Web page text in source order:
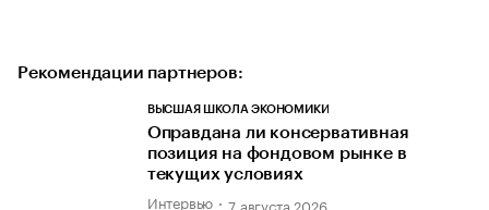
Рекомендации партнеров:
ВЫСШАЯ ШКОЛА ЭКОНОМИКИ
Оправдана ли консервативная
позиция на фондовом рынке в
текущих условиях
Интервью 7 августа 2026